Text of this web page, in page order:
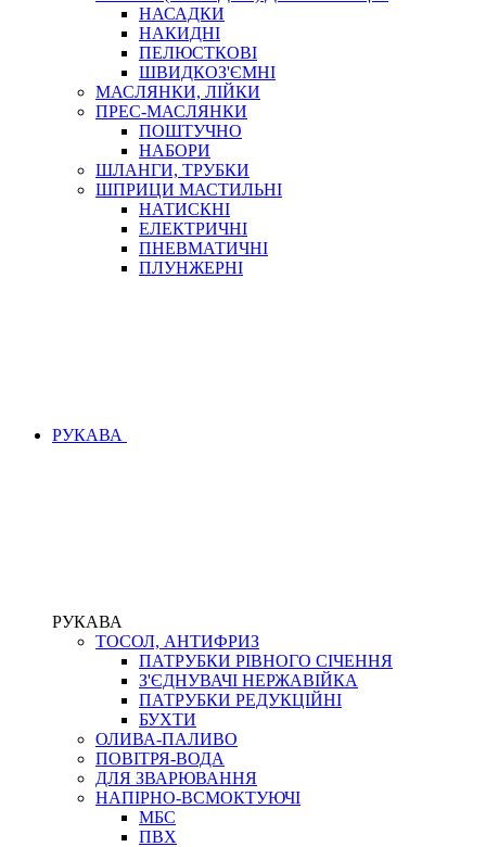
НАСАДКИ
НАКИДНІ
ПЕЛЮСТКОВІ
ШВИДКОЗ'ЄМНІ
МАСЛЯНКИ, ЛІЙКИ
ПРЕС-МАСЛЯНКИ
ПОШТУЧНО
НАБОРИ
ШЛАНГИ, ТРУБКИ
ШПРИЦИ МАСТИЛЬНІ
НАТИСКНІ
ЕЛЕКТРИЧНІ
ПНЕВМАТИЧНІ
ПЛУНЖЕРНІ
РУКАВА
РУКАВА
ТОСОЛ, АНТИФРИЗ
ПАТРУБКИ РІВНОГО СІЧЕННЯ
З'ЄДНУВАЧІ НЕРЖАВІЙКА
ПАТРУБКИ РЕДУКЦІЙНІ
БУХТИ
ОЛИВА-ПАЛИВО
ПОВІТРЯ-ВОДА
ДЛЯ ЗВАРЮВАННЯ
НАПІРНО-ВСМОКТУЮЧІ
МБС
ПВХ